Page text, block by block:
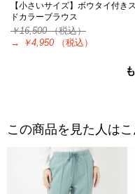
【小さいサイズ】ボウタイ付き
ドカラーブラウス
￥16,500（税込）
→
￥4,950 （税込）
この商品を見た人は